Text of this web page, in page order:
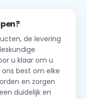
de levering
u klaar om u
best om elke
en zorgen
duidelijk en